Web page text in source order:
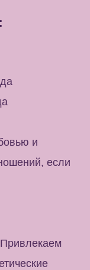
и
если